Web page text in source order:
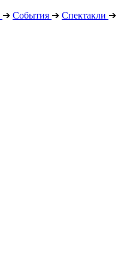
➔ События ➔ Спектакли ➔